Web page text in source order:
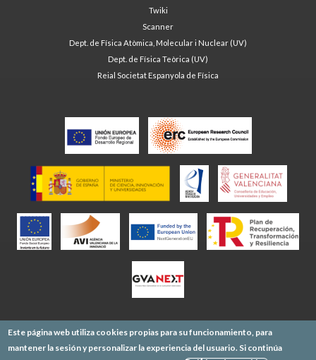
Twiki
Scanner
Dept. de Física Atòmica, Molecular i Nuclear (UV)
Dept. de Física Teòrica (UV)
Reial Societat Espanyola de Física
Este página web utiliza cookies propias para su funcionamiento, para
mantener la sesión y personalizar la experiencia del usuario. Si continúa